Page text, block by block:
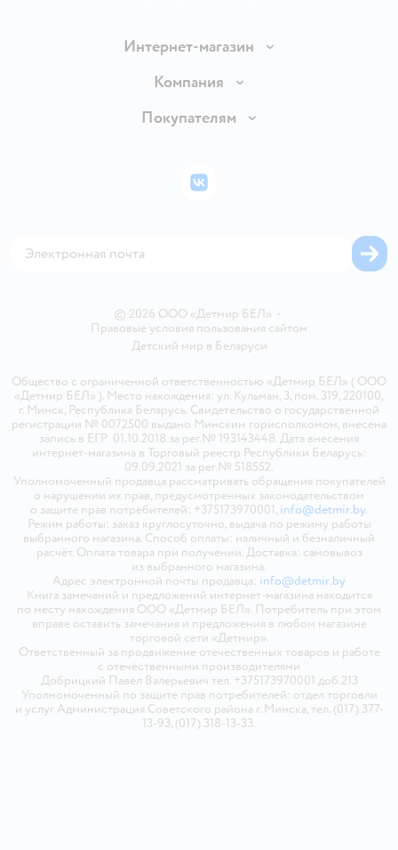
Интернет-магазин
Доставка и оплата
Правила продажи
Политика использования файлов cookie
Компания
Вакансии
Покупателям
Бонусные карты
© 2026 ООО «Детмир БЕЛ» •
Правовые условия пользования сайтом
Детский мир в Беларуси
Общество с ограниченной ответственностью «Детмир БЕЛ» ( ООО
«Детмир БЕЛ» ). Место нахождения: ул. Кульман, 3, пом. 319, 220100,
г. Минск, Республика Беларусь. Свидетельство о государственной
регистрации № 0072500 выдано Минским горисполкомом, внесена
запись в ЕГР 01.10.2018 за рег.№ 193143448. Дата внесения
интернет-магазина в Торговый реестр Республики Беларусь:
09.09.2021 за рег.№ 518552.
Уполномоченный продавца рассматривать обращения покупателей
о нарушении их прав, предусмотренных законодательством
о защите прав потребителей: +375173970001, info@detmir.by.
Режим работы: заказ круглосуточно, выдача по режиму работы
выбранного магазина. Способ оплаты: наличный и безналичный
расчёт. Оплата товара при получении. Доставка: самовывоз
из выбранного магазина.
Адрес электронной почты продавца: info@detmir.by
Книга замечаний и предложений интернет-магазина находится
по месту нахождения ООО «Детмир БЕЛ». Потребитель при этом
вправе оставить замечания и предложения в любом магазине
торговой сети «Детмир».
Ответственный за продвижение отечественных товаров и работе
с отечественными производителями
Добрицкий Павел Валерьевич тел. +375173970001 доб.213
Уполномоченный по защите прав потребителей: отдел торговли
и услуг Администрация Советского района г. Минска, тел. (017) 377-
13-93, (017) 318-13-33.
ВКонтакте